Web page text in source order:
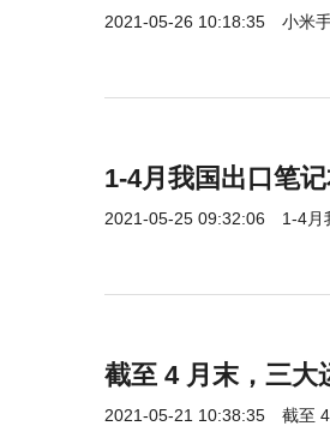
2021-05-26 10:18:35 小米
1-4月我国出口笔
2021-05-25 09:32:06 1-4月
截至 4 月末，三大
2021-05-21 10:38:35 截至